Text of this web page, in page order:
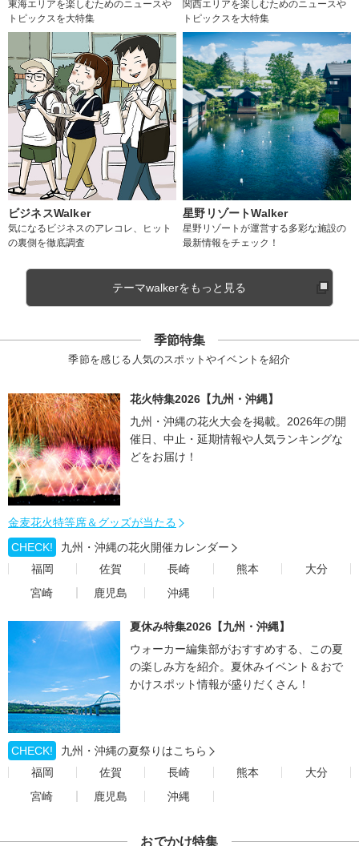
東海エリアを楽しむためのニュースや
トピックスを大特集
関西エリアを楽しむためのニュースや
トピックスを大特集
ビジネスWalker
気になるビジネスのアレコレ、ヒット
の裏側を徹底調査
星野リゾートWalker
星野リゾートが運営する多彩な施設の
最新情報をチェック！
テーマwalkerをもっと見る
季節特集
季節を感じる人気のスポットやイベントを紹介
花火特集2026【九州・沖縄】
九州・沖縄の花火大会を掲載。2026年の開
催日、中止・延期情報や人気ランキングな
どをお届け！
金麦花火特等席＆グッズが当たる
CHECK!
九州・沖縄の花火開催カレンダー
福岡
佐賀 長崎 熊本
大分
宮崎
鹿児島 沖縄
夏休み特集2026【九州・沖縄】
ウォーカー編集部がおすすめする、この夏
の楽しみ方を紹介。夏休みイベント＆おで
かけスポット情報が盛りだくさん！
CHECK!
九州・沖縄の夏祭りはこちら
福岡
佐賀 長崎 熊本
大分
宮崎
鹿児島 沖縄
おでかけ特集